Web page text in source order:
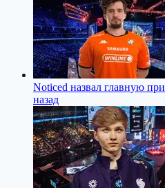
Noticed назвал главную
назад